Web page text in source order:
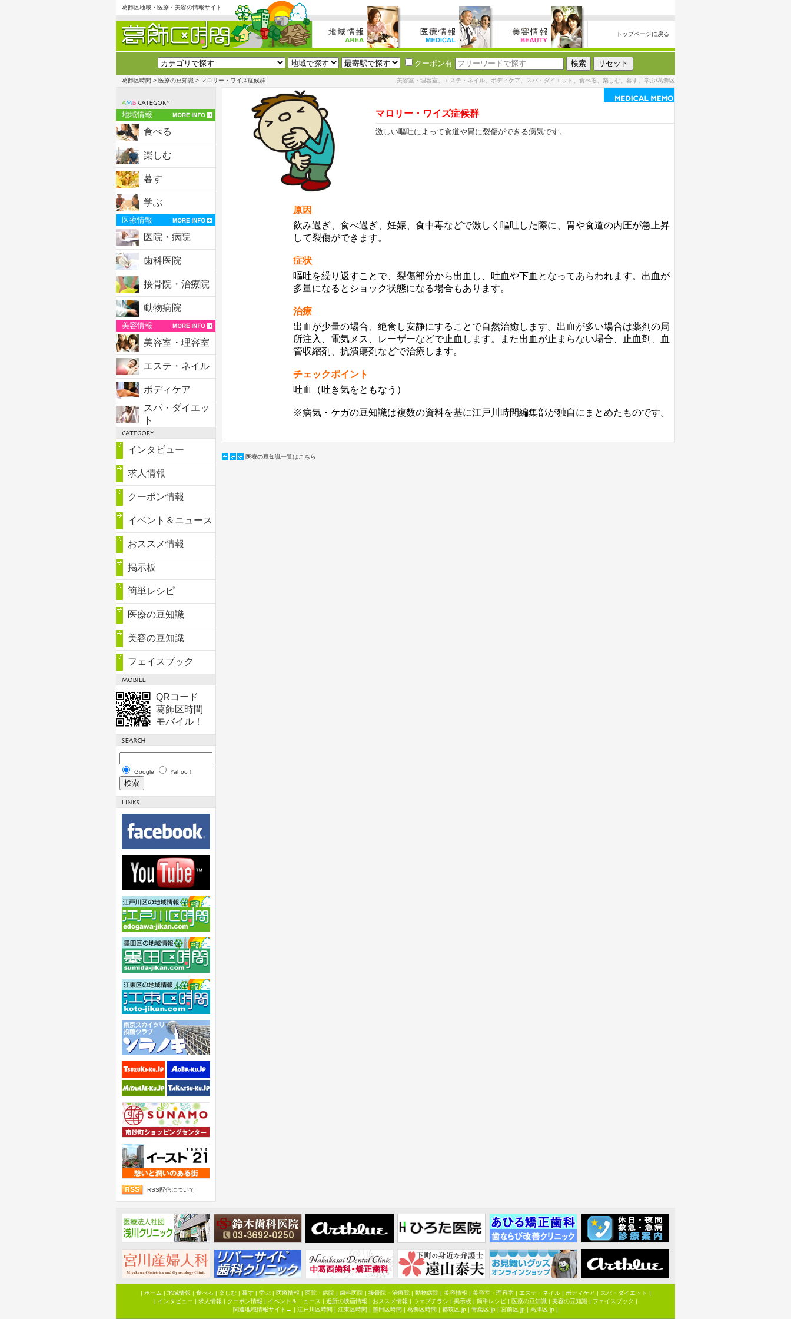
葛飾区地域・医療・美容の情報サイト
トップページに戻る
クーポン有
葛飾区時間 > 医療の豆知識 > マロリー・ワイズ症候群 美容室・理容室、エステ・ネイル、ボディケア、スパ・ダイエット、食べる、楽しむ、暮す、学ぶ/葛飾区
地域情報
食べる
楽しむ
暮す
学ぶ
医療情報
医院・病院
歯科医院
接骨院・治療院
動物病院
美容情報
美容室・理容室
エステ・ネイル
ボディケア
スパ・ダイエッ
ト
インタビュー
求人情報
クーポン情報
イベント＆ニュース
おススメ情報
掲示板
簡単レシピ
医療の豆知識
美容の豆知識
フェイスブック
QRコード
葛飾区時間
モバイル！
Google Yahoo！
RSS配信について
マロリー・ワイズ症候群
激しい嘔吐によって食道や胃に裂傷ができる病気です。
原因
飲み過ぎ、食べ過ぎ、妊娠、食中毒などで激しく嘔吐した際に、胃や食道の内圧が急上昇
して裂傷ができます。
症状
嘔吐を繰り返すことで、裂傷部分から出血し、吐血や下血となってあらわれます。出血が
多量になるとショック状態になる場合もあります。
治療
出血が少量の場合、絶食し安静にすることで自然治癒します。出血が多い場合は薬剤の局
所注入、電気メス、レーザーなどで止血します。また出血が止まらない場合、止血剤、血
管収縮剤、抗潰瘍剤などで治療します。
チェックポイント
吐血（吐き気をともなう）
※病気・ケガの豆知識は複数の資料を基に江戸川時間編集部が独自にまとめたものです。
医療の豆知識一覧はこちら
| ホーム | 地域情報 | 食べる | 楽しむ| 暮す| 学ぶ| 医療情報 | 医院・病院| 歯科医院| 接骨院・治療院| 動物病院| 美容情報 | 美容室・理容室| エステ・ネイル| ボディケア | スパ・ダイエット |
| インタビュー | 求人情報 | クーポン情報 | イベント＆ニュース | 近所の映画情報 | おススメ情報 | ウェブチラシ | 掲示板 | 簡単レシピ| 医療の豆知識| 美容の豆知識| フェイスブック |
関連地域情報サイト→ | 江戸川区時間 | 江東区時間 | 墨田区時間 | 葛飾区時間 | 都筑区.jp | 青葉区.jp | 宮前区.jp | 高津区.jp |